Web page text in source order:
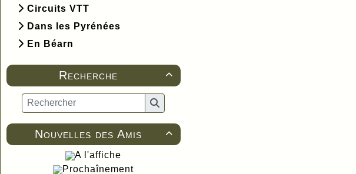
Circuits VTT
Dans les Pyrénées
En Béarn

Recherche

Nouvelles des Amis
A l'affiche
Prochaînement